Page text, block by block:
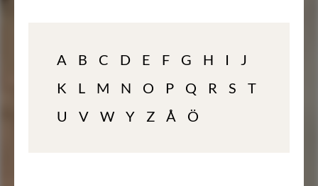
A B C D E F G H I
J
K
L M N O P Q R S
T
U
V W Y Z Å Ö